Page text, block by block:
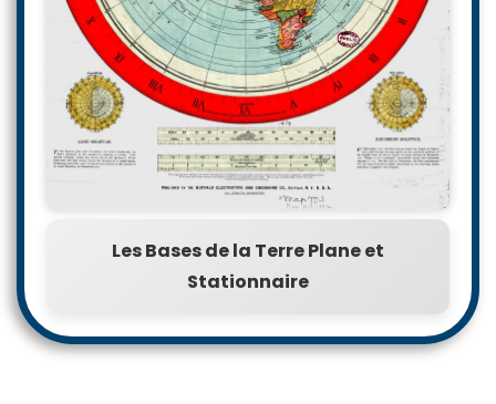
Les Bases de la Terre Plane et
Stationnaire